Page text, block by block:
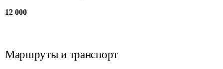
12 000
Маршруты и транспорт